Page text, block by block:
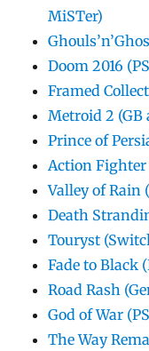
MiSTer)
Doom 2016
Framed
Metroid 2 (GB
Prince of
Action
Valley of Rain
Death
Touryst
Fade to Black
Road Rash
God of War
The Way